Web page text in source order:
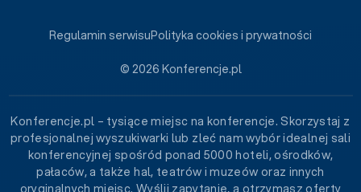
© 2026 Konferencje.pl
Regulamin serwisuPolityka cookies i prywatności
Konferencje.pl – tysiące miejsc na konferencje. Skorzystaj z
profesjonalnej wyszukiwarki lub zleć nam wybór idealnej sali
konferencyjnej spośród ponad 5000 hoteli, ośrodków,
pałaców, a także hal, teatrów i muzeów oraz innych
oryginalnych miejsc. Wyślij zapytanie, a otrzymasz oferty